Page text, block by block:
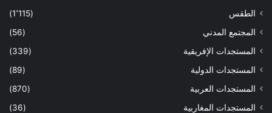
الطقس
(1٬115)
المجتمع المدني
(56)
المستجدات الإفريقية
(339)
المستجدات الدولية
(89)
المستجدات العربية
(870)
المستجدات المغاربية
(36)